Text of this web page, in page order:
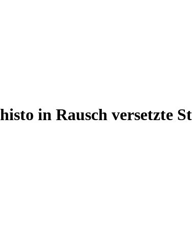
in Rausch versetzte